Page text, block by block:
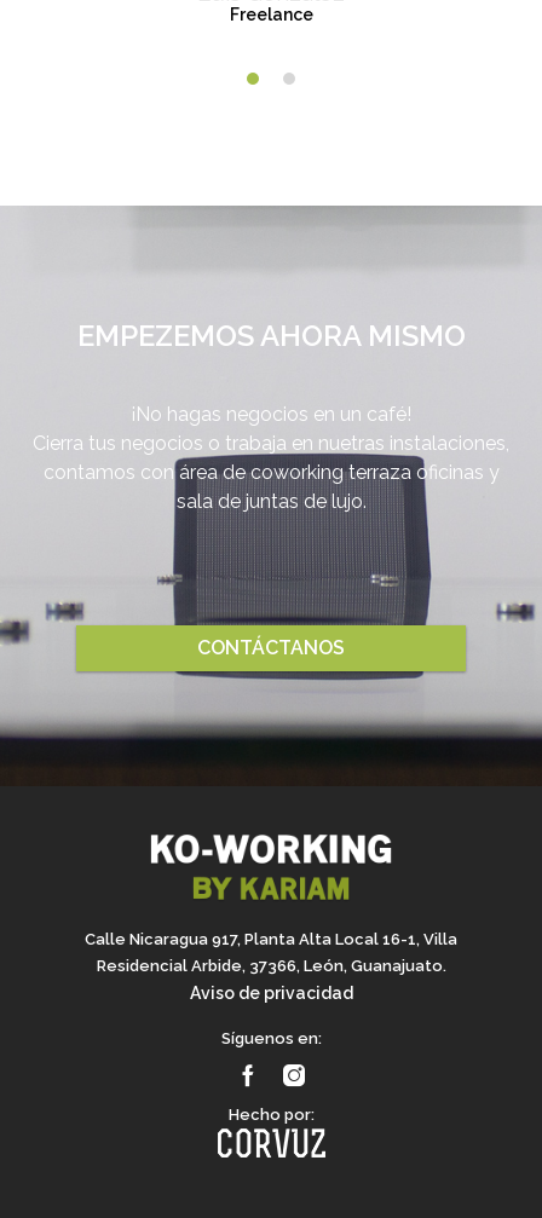
Corvuz Web
EMPEZEMOS AHORA MISMO
¡No hagas negocios en un café!
Cierra tus negocios o trabaja en nuetras instalaciones,
contamos con área de coworking terraza oficinas y
sala de juntas de lujo.
CONTÁCTANOS
Calle Nicaragua 917, Planta Alta Local 16-1, Villa
Residencial Arbide, 37366, León, Guanajuato.
Aviso de privacidad
Síguenos en:
Hecho por: